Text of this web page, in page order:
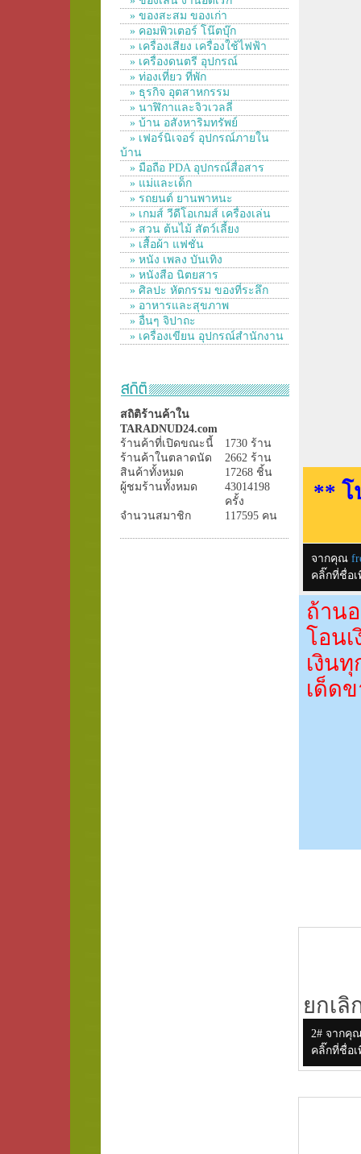
» ของสะสม ของเก่า
» คอมพิวเตอร์ โน๊ตบุ๊ก
» เครื่องเสียง เครื่องใช้ไฟฟ้า
» เครื่องดนตรี อุปกรณ์
» ท่องเที่ยว ที่พัก
» ธุรกิจ อุตสาหกรรม
» นาฬิกาและจิวเวลลี่
» บ้าน อสังหาริมทรัพย์
» เฟอร์นิเจอร์ อุปกรณ์ภายใน
บ้าน
» มือถือ PDA อุปกรณ์สื่อสาร
» แม่และเด็ก
» รถยนต์ ยานพาหนะ
» เกมส์ วีดีโอเกมส์ เครื่องเล่น
» สวน ต้นไม้ สัตว์เลี้ยง
» เสื้อผ้า แฟชั่น
» หนัง เพลง บันเทิง
» หนังสือ นิตยสาร
» ศิลปะ หัตกรรม ของที่ระลึก
» อาหารและสุขภาพ
» อื่นๆ จิปาถะ
» เครื่องเขียน อุปกรณ์สำนักงาน
สถิติร้านค้าใน
TARADNUD24.com
ร้านค้าที่เปิดขณะนี้
1730 ร้าน
ร้านค้าในตลาดนัด
2662 ร้าน
สินค้าทั้งหมด
17268 ชิ้น
ผู้ชมร้านทั้งหมด
43014198
ครั้ง
จำนวนสมาชิก
117595 คน
** โ
จากคุณ
คลิ๊กที่ชื่อ
ถ้าน
โอน
เงิน
เด็ด
ยกเ
2# จากคุ
คลิ๊กที่ชื่อ